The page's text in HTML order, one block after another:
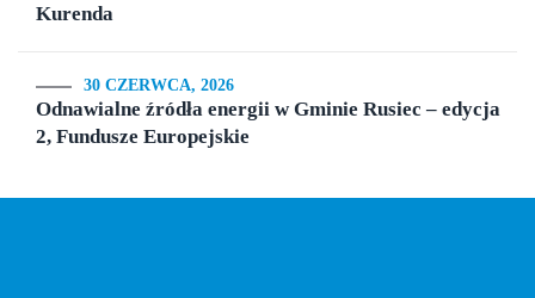
Kurenda
30 CZERWCA, 2026
Odnawialne źródła energii w Gminie Rusiec – edycja
2, Fundusze Europejskie